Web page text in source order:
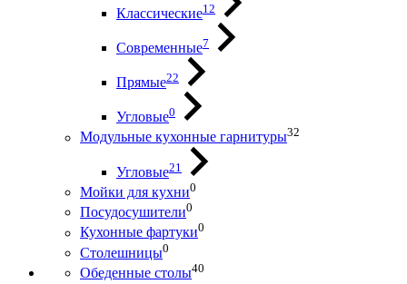
Классические12
Современные7
Прямые22
Угловые0
Модульные кухонные гарнитуры32
Угловые21
Мойки для кухни0
Посудосушители0
Кухонные фартуки0
Столешницы0
Обеденные столы40